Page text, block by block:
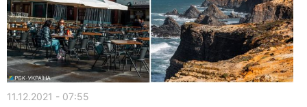
11.12.2021 - 07:55